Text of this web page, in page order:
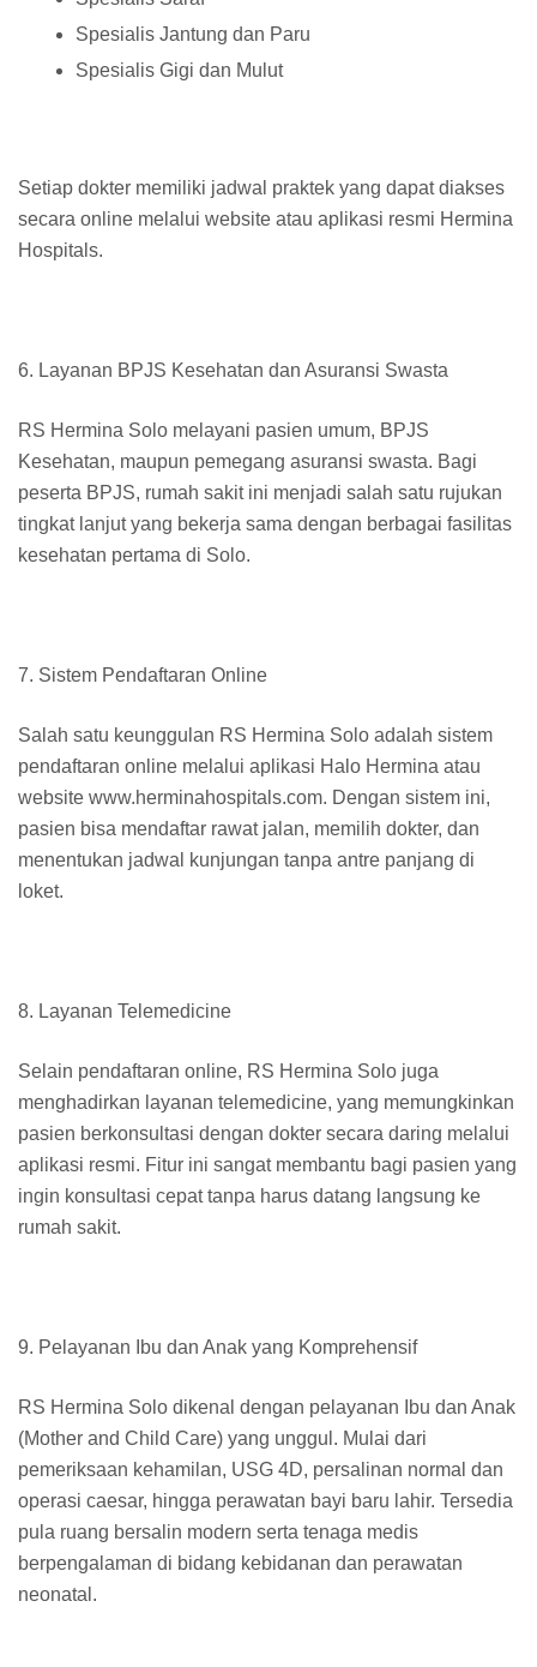
Spesialis Jantung dan Paru
Spesialis Gigi dan Mulut
Setiap dokter memiliki jadwal praktek yang dapat diakses
secara online melalui website atau aplikasi resmi Hermina
Hospitals.
6. Layanan BPJS Kesehatan dan Asuransi Swasta
RS Hermina Solo melayani pasien umum, BPJS
Kesehatan, maupun pemegang asuransi swasta. Bagi
peserta BPJS, rumah sakit ini menjadi salah satu rujukan
tingkat lanjut yang bekerja sama dengan berbagai fasilitas
kesehatan pertama di Solo.
7. Sistem Pendaftaran Online
Salah satu keunggulan RS Hermina Solo adalah sistem
pendaftaran online melalui aplikasi Halo Hermina atau
website www.herminahospitals.com. Dengan sistem ini,
pasien bisa mendaftar rawat jalan, memilih dokter, dan
menentukan jadwal kunjungan tanpa antre panjang di
loket.
8. Layanan Telemedicine
Selain pendaftaran online, RS Hermina Solo juga
menghadirkan layanan telemedicine, yang memungkinkan
pasien berkonsultasi dengan dokter secara daring melalui
aplikasi resmi. Fitur ini sangat membantu bagi pasien yang
ingin konsultasi cepat tanpa harus datang langsung ke
rumah sakit.
9. Pelayanan Ibu dan Anak yang Komprehensif
RS Hermina Solo dikenal dengan pelayanan Ibu dan Anak
(Mother and Child Care) yang unggul. Mulai dari
pemeriksaan kehamilan, USG 4D, persalinan normal dan
operasi caesar, hingga perawatan bayi baru lahir. Tersedia
pula ruang bersalin modern serta tenaga medis
berpengalaman di bidang kebidanan dan perawatan
neonatal.